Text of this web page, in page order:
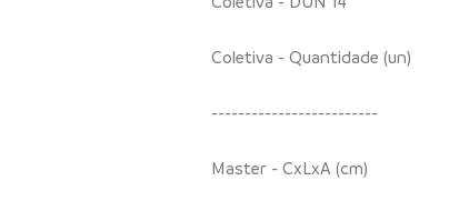
Coletiva - Quantidade (un)
-------------------------
Master - CxLxA (cm)